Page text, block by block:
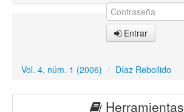
Entrar
Vol. 4, núm. 1 (2006) / Díaz Rebollido
Herramientas